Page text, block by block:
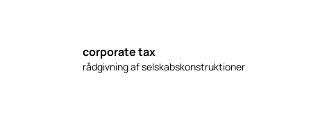
corporate tax
rådgivning af selskabskonstruktioner